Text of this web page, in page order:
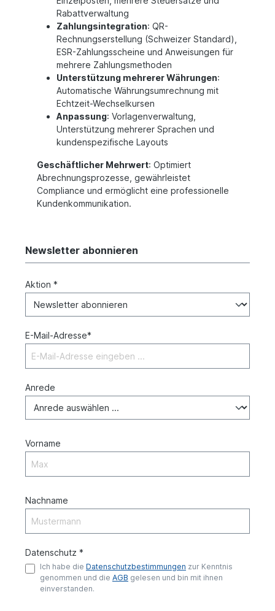
Rabattverwaltung
Zahlungsintegration: QR-
Rechnungserstellung (Schweizer Standard),
ESR-Zahlungsscheine und Anweisungen für
mehrere Zahlungsmethoden
Unterstützung mehrerer Währungen:
Automatische Währungsumrechnung mit
Echtzeit-Wechselkursen
Anpassung: Vorlagenverwaltung,
Unterstützung mehrerer Sprachen und
kundenspezifische Layouts
Geschäftlicher Mehrwert: Optimiert
Abrechnungsprozesse, gewährleistet
Compliance und ermöglicht eine professionelle
Kundenkommunikation.
Newsletter abonnieren
Aktion *
E-Mail-Adresse*
Anrede
Vorname
Nachname
Datenschutz *
Ich habe die Datenschutzbestimmungen zur Kenntnis
genommen und die AGB gelesen und bin mit ihnen
einverstanden.